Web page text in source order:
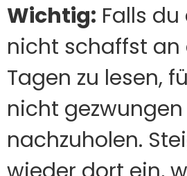
Wichtig: Falls
nicht schaffst an
Tagen zu lesen,
nicht gezwungen
nachzuholen.